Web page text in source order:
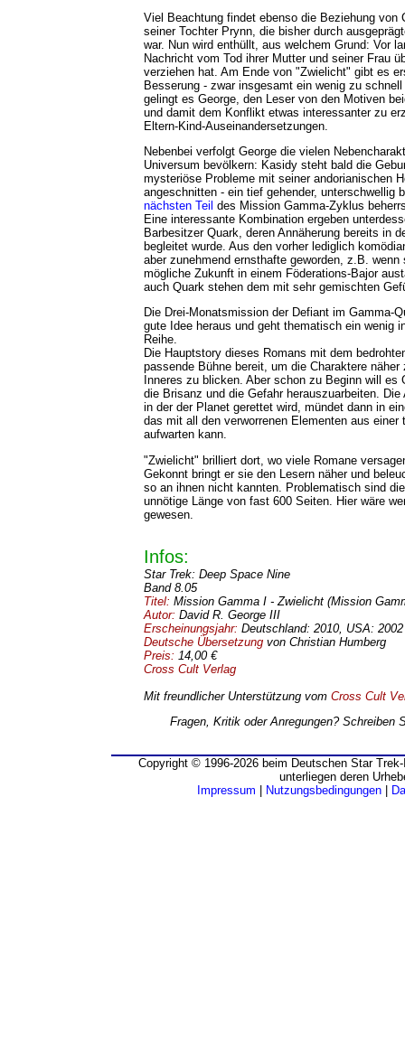
Viel Beachtung findet ebenso die Beziehung von
seiner Tochter Prynn, die bisher durch
war. Nun wird enthüllt, aus welchem Grund: Vor
Nachricht vom Tod ihrer Mutter und seiner Frau
verziehen hat. Am Ende von "Zwielicht" gibt es
Besserung - zwar insgesamt ein wenig zu
gelingt es George, den Leser von den Motiven
und damit dem Konflikt etwas interessanter zu
Eltern-Kind-Auseinandersetzungen.
Nebenbei verfolgt George die vielen
Universum bevölkern: Kasidy steht bald die
mysteriöse Probleme mit seiner andorianischen
angeschnitten - ein tief gehender, unterschwellig
nächsten Teil des Mission Gamma-Zyklus
Eine interessante Kombination ergeben
Barbesitzer Quark, deren Annäherung bereits in
begleitet wurde. Aus den vorher lediglich
aber zunehmend ernsthafte geworden, z.B. wenn
mögliche Zukunft in einem Föderations-Bajor
auch Quark stehen dem mit sehr gemischten
Die Drei-Monatsmission der Defiant im Gamma-
gute Idee heraus und geht thematisch ein wenig
Reihe.
Die Hauptstory dieses Romans mit dem
passende Bühne bereit, um die Charaktere
Inneres zu blicken. Aber schon zu Beginn will es
die Brisanz und die Gefahr herauszuarbeiten.
in der der Planet gerettet wird, mündet dann in
das mit all den verworrenen Elementen aus einer
aufwarten kann.
"Zwielicht" brilliert dort, wo viele Romane
Gekonnt bringt er sie den Lesern näher und
so an ihnen nicht kannten. Problematisch sind
unnötige Länge von fast 600 Seiten. Hier wäre
gewesen.
Infos:
Star Trek: Deep Space Nine
Band 8.05
Titel: Mission Gamma I - Zwielicht (Mission
Autor: David R. George III
Erscheinungsjahr: Deutschland: 2010, USA: 2002
Deutsche Übersetzungvon Christian Humberg
Preis: 14,00 €
Cross Cult Verlag
Mit freundlicher Unterstützung vom Cross Cult
Fragen, Kritik oder Anregungen? Schreiben
Copyright © 1996-2026 beim Deutschen Star
unterliegen deren
Impressum
Nutzungsbedingungen